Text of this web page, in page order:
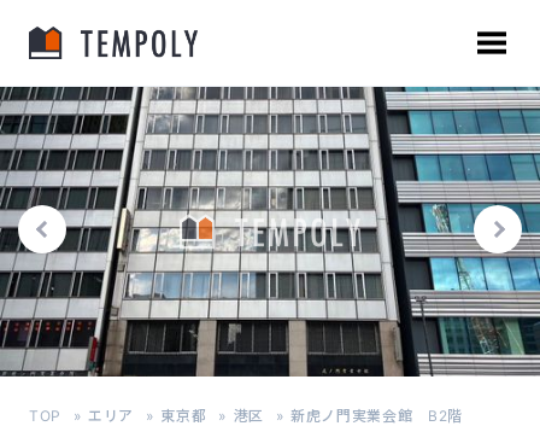
TOP エリア 東京都 港区 新虎ノ門実業会館 B2階